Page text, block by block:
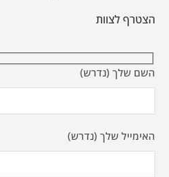
הצטרף לצוות
השם שלך (נדרש)
האימייל שלך (נדרש)